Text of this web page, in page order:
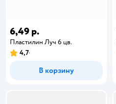
6,49 р.
Пластилин Луч 6 цв.
4,7
В корзину